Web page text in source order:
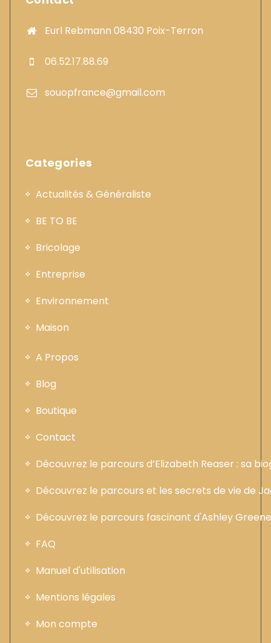
Eurl Rebmann 08430 Poix-Terron
06.52.17.88.69
souopfrance@gmail.com
Categories
Actualités & Généraliste
BE TO BE
Bricolage
Entreprise
Environnement
Maison
A Propos
Blog
Boutique
Contact
Découvrez le parcours d’Elizabeth Reaser : sa
Découvrez le parcours et les secrets de vie de
Découvrez le parcours fascinant d'Ashley
FAQ
Manuel d'utilisation
Mentions légales
Mon compte